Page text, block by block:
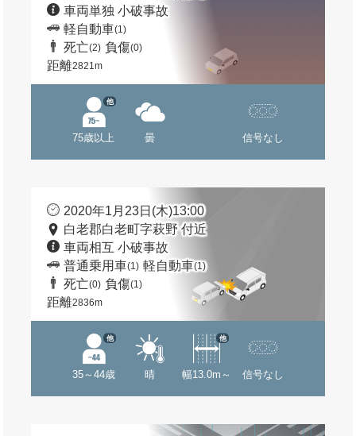
車両単独 小破事故
軽自動車(1)
死亡(2) 負傷(0)
距離2821m
75歳以上
他
曇 信号なし
2020年1月23日(木)13:00
白老郡白老町字萩野 付近
車両相互 小破事故
普通乗用車(1) 軽自動車(1)
死亡(0) 負傷(1)
距離2836m
35～44歳
他
晴 幅13.0m～
他
信号なし